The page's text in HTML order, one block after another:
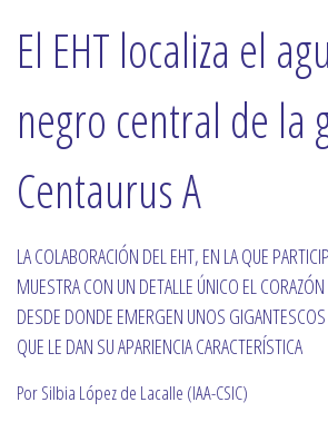
El EHT localiza el
negro central de la
Centaurus A
LA COLABORACIÓN DEL EHT, EN LA QUE
MUESTRA CON UN DETALLE ÚNICO EL
DESDE DONDE EMERGEN UNOS
QUE LE DAN SU APARIENCIA CARACTERÍSTICA
Por Silbia López de Lacalle (IAA-CSIC)